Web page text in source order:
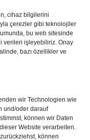
cihaz bilgilerini
çerezler gibi teknolojiler
bu web sitesinde
verileri işleyebiliriz. Onay
bazı özellikler ve
wir Technologien wie
und/oder darauf
können wir Daten
Website verarbeiten.
können
Freiburg ve Aston
Hazırlanıyor